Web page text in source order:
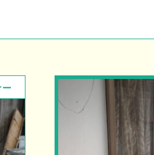
ー